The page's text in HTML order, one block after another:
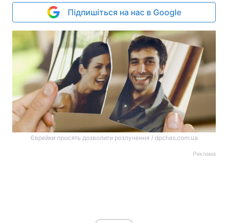
Підпишіться на нас в Google
Єврейки просять дозволити розлучення / dpchas.com.ua
Реклама